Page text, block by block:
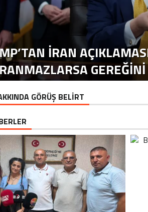
İRAN
GÖRÜŞ BELİRT